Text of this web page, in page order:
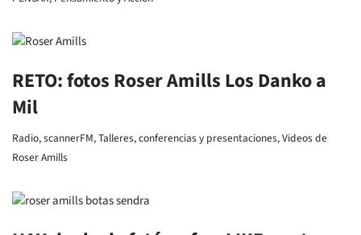
RETO: fotos Roser Amills Los Danko a
Mil
Radio,scannerFM,Talleres, conferencias y presentaciones,Videos de
Roser Amills